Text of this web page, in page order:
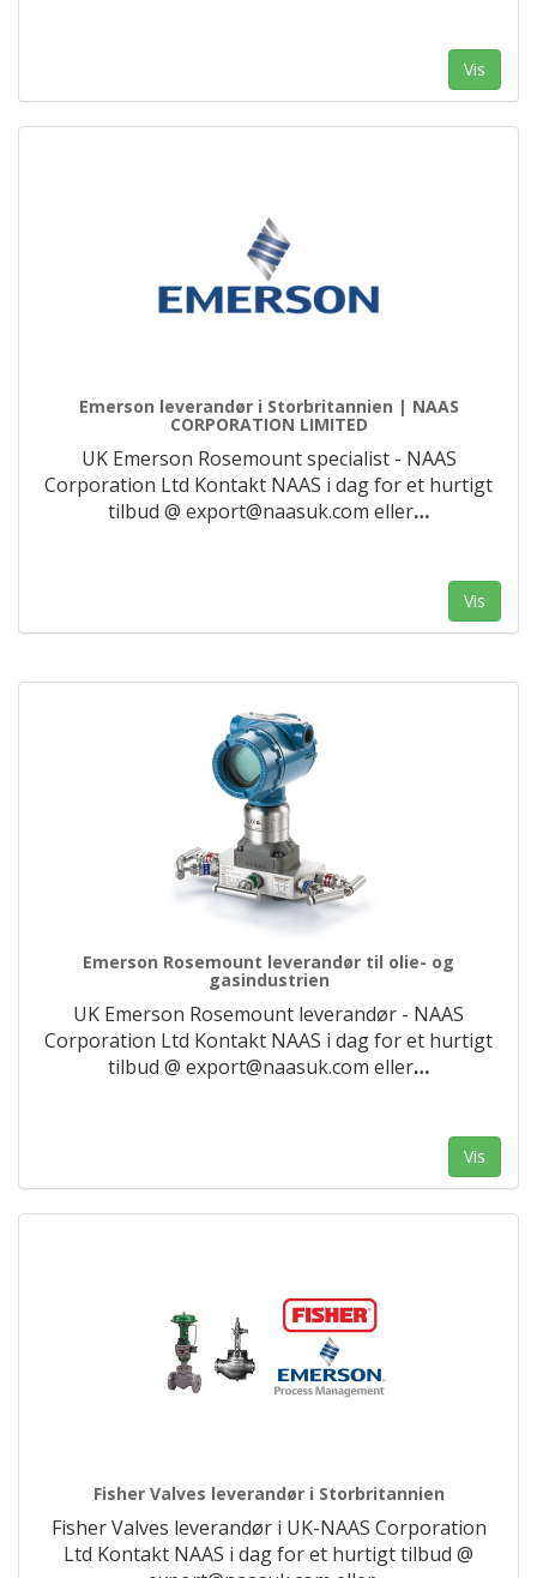
Vis
Emerson leverandør i Storbritannien | NAAS
CORPORATION LIMITED
UK Emerson Rosemount specialist - NAAS
Corporation Ltd Kontakt NAAS i dag for et hurtigt
tilbud @ export@naasuk.com eller…
Vis
Emerson Rosemount leverandør til olie- og
gasindustrien
UK Emerson Rosemount leverandør - NAAS
Corporation Ltd Kontakt NAAS i dag for et hurtigt
tilbud @ export@naasuk.com eller…
Vis
Fisher Valves leverandør i Storbritannien
Fisher Valves leverandør i UK-NAAS Corporation
Ltd Kontakt NAAS i dag for et hurtigt tilbud @